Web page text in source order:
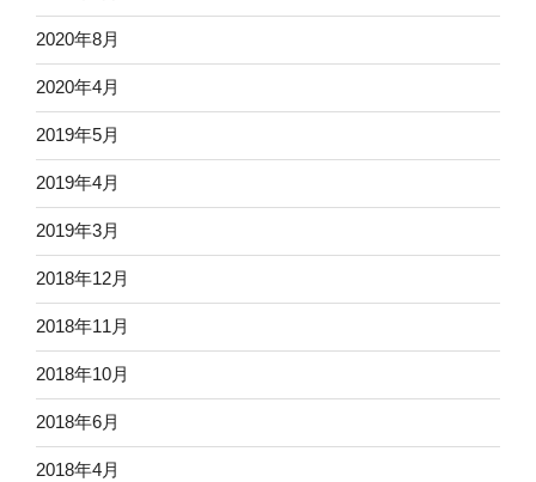
2020年8月
2020年4月
2019年5月
2019年4月
2019年3月
2018年12月
2018年11月
2018年10月
2018年6月
2018年4月